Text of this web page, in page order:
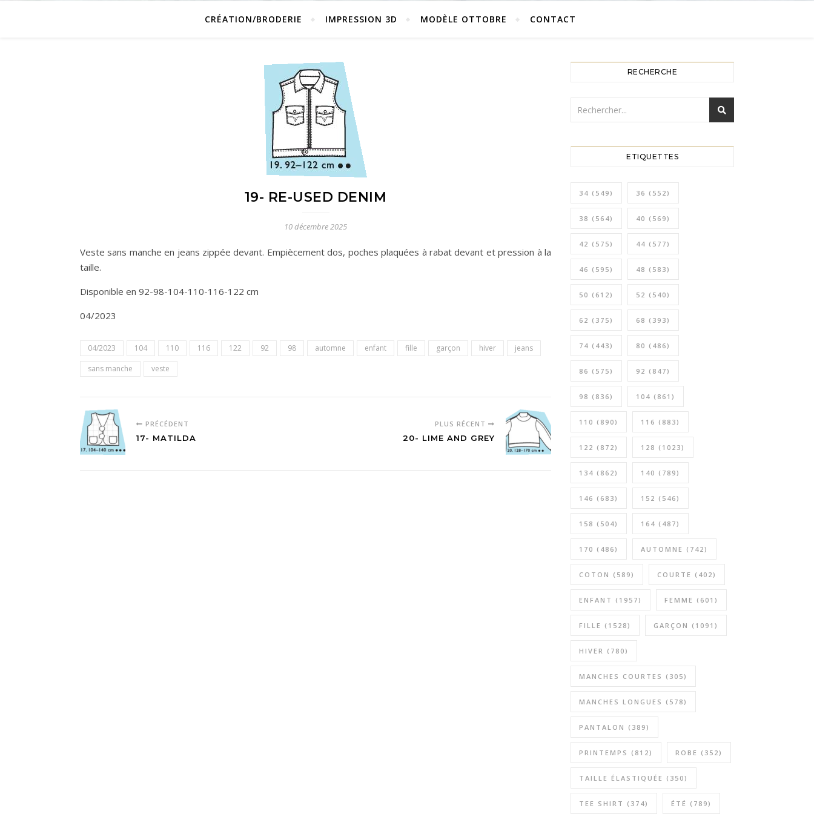
CRÉATION/BRODERIE IMPRESSION 3D MODÈLE OTTOBRE CONTACT
19- RE-USED DENIM
10 décembre 2025
Veste sans manche en jeans zippée devant. Empiècement dos, poches plaquées à rabat devant et pression à la
taille.
Disponible en 92-98-104-110-116-122 cm
04/2023
04/2023 104 110 116 122 92 98 automne enfant fille garçon hiver
jeans
sans manche
veste
PRÉCÉDENT
17- MATILDA
PLUS RÉCENT
20- LIME AND GREY
RECHERCHE
ETIQUETTES
34 (549) 36 (552)
38 (564) 40 (569)
42 (575) 44 (577)
46 (595) 48 (583)
50 (612) 52 (540)
62 (375) 68 (393)
74 (443) 80 (486)
86 (575) 92 (847)
98 (836) 104 (861)
110 (890) 116 (883)
122 (872) 128 (1023)
134 (862) 140 (789)
146 (683) 152 (546)
158 (504) 164 (487)
170 (486) AUTOMNE (742)
COTON (589) COURTE (402)
ENFANT (1957) FEMME (601)
FILLE (1528) GARÇON (1091)
HIVER (780)
MANCHES COURTES (305)
MANCHES LONGUES (578)
PANTALON (389)
PRINTEMPS (812) ROBE (352)
TAILLE ÉLASTIQUÉE (350)
TEE SHIRT (374) ÉTÉ (789)